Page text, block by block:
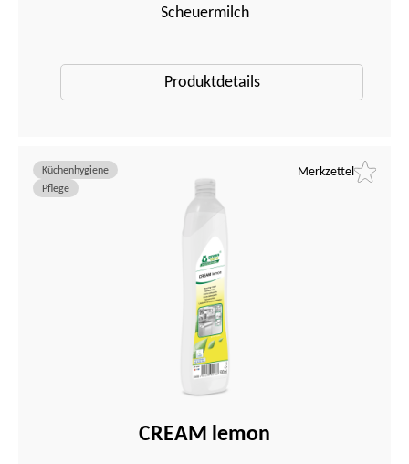
Scheuermilch
Produktdetails
Merkzettel
CREAM lemon
Küchenhygiene
Pflege